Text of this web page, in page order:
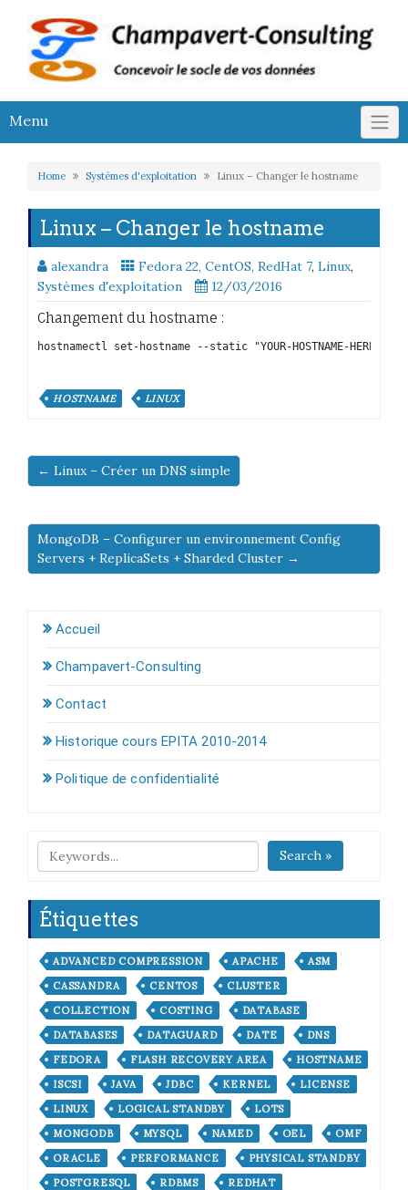
content
Menu
Home Systèmes d'exploitation Linux – Changer le hostname
Linux – Changer le hostname
alexandra Fedora 22, CentOS, RedHat 7, Linux,
Systèmes d'exploitation
12/03/2016
Changement du hostname :
HOSTNAME LINUX
← Linux – Créer un DNS simple
MongoDB – Configurer un environnement Config
Servers + ReplicaSets + Sharded Cluster →
Accueil
Champavert-Consulting
Contact
Historique cours EPITA 2010-2014
Politique de confidentialité
Search »
Étiquettes
ADVANCED COMPRESSION APACHE
ASM
CASSANDRA
CENTOS
CLUSTER
COLLECTION
COSTING
DATABASE
DATABASES
DATAGUARD DATE
DNS
FEDORA
FLASH RECOVERY AREA
HOSTNAME
ISCSI
JAVA JDBC KERNEL
LICENSE
LINUX
LOGICAL STANDBY
LOTS
MONGODB
MYSQL NAMED OEL
OMF
ORACLE
PERFORMANCE
PHYSICAL STANDBY
POSTGRESQL
RDBMS
REDHAT